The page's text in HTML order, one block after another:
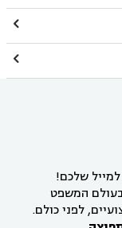


שלכם!
המשפט
לפני כולם.